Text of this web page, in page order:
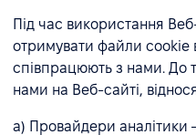
Під час використання
отримувати файли cookie
співпрацюють з нами. До
нами на Веб-сайті,
a) Провайдери аналітики